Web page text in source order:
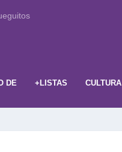
DE +LISTAS CULTURA